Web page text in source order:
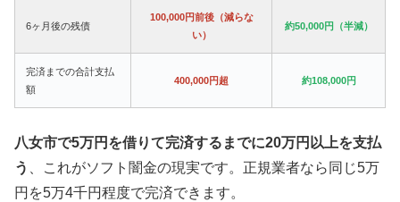
6ヶ月後の残債
100,000円前後（減らな
い）
約50,000円（半減）
完済までの合計支払
額
400,000円超 約108,000円
八女市で5万円を借りて完済するまでに20万円以上を支払
う
、これがソフト闇金の現実です。正規業者なら同じ5万
円を5万4千円程度で完済できます。